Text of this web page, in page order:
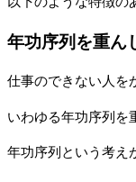
年功序列を重ん
仕事のできない人を
いわゆる年功序列を
年功序列という考え